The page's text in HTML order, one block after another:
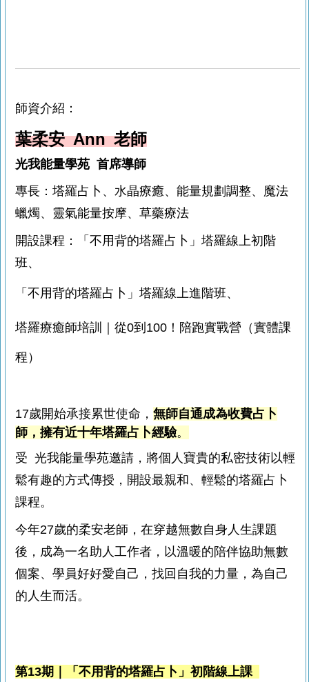
師資介紹：
葉柔安 Ann 老師
光我能量學苑 首席導師
專長：塔羅占卜、水晶療癒、能量規劃調整、魔法
蠟燭、靈氣能量按摩、草藥療法
開設課程：「不用背的塔羅占卜」塔羅線上初階
班、
「不用背的塔羅占卜」塔羅線上進階班、
塔羅療癒師培訓｜從0到100！陪跑實戰營（實體課
程）
17歲開始承接累世使命， 無師自通成為收費占卜
師， 擁有近十年塔羅占卜經驗。
受 光我能量學苑邀請，將個人寶貴的私密技術以輕
鬆有趣的方式傳授，開設最親和、輕鬆的塔羅占卜
課程。
今年27歲的柔安老師，在穿越無數自身人生課題
後，成為一名助人工作者，以溫暖的陪伴協助無數
個案、學員好好愛自己，找回自我的力量，為自己
的人生而活。
第13期｜「不用背的塔羅占卜」初階線上課